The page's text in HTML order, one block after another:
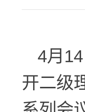
4月 14
开二级